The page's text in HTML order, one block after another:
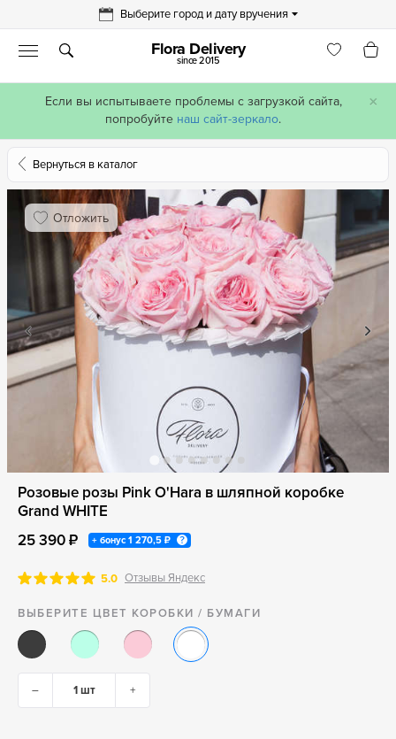
×
Если вы испытываете проблемы с загрузкой сайта,
попробуйте наш сайт-зеркало.
Выберите город и дату вручения
Flora Delivery
since 2015
Вернуться в каталог
Отложить
Розовые розы Pink O'Hara в шляпной коробке
Grand WHITE
25 390 ₽
+ бонус 1 270,5 ₽
5.0 Отзывы Яндекс
ВЫБЕРИТЕ ЦВЕТ КОРОБКИ / БУМАГИ
– +